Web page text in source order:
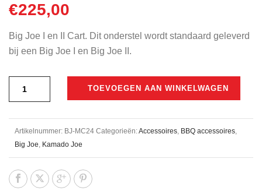
€225,00
Big Joe I en II Cart. Dit onderstel wordt standaard geleverd
bij een Big Joe I en Big Joe II.
TOEVOEGEN AAN WINKELWAGEN
Artikelnummer: BJ-MC24 Categorieën:Accessoires, BBQ accessoires,
Big Joe, Kamado Joe